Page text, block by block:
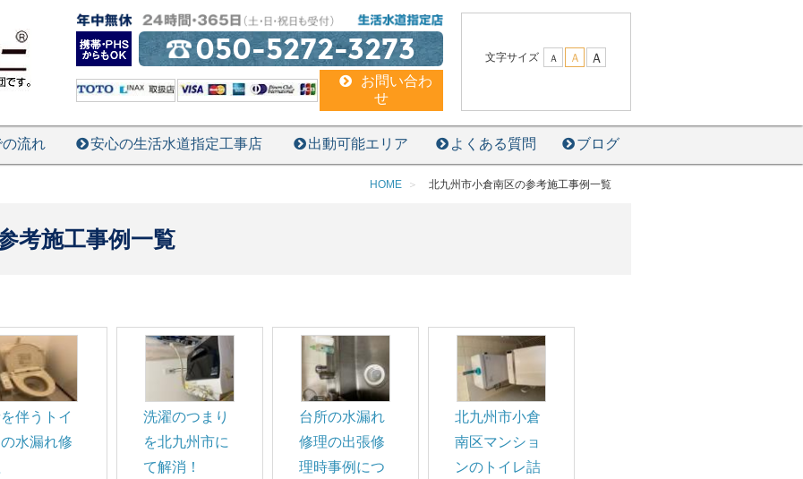
050-5272-3273
お問い合わ
せ
文字サイズ Ａ Ａ Ａ
流れ 安心の生活水道指定工事店 出動可能エリア よくある質問 ブログ
HOME 北九州市小倉南区の参考施工事例一覧
考施工事例一覧
伴うトイ
水漏れ修
洗濯のつまり
を北九州市に
て解消！
台所の水漏れ
修理の出張修
理時事例につ
北九州市小倉
南区マンショ
ンのトイレ詰